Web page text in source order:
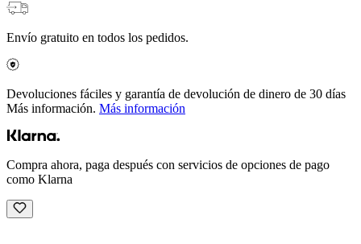
Envío gratuito en todos los pedidos.
Devoluciones fáciles y garantía de devolución de dinero de 30 días
Más información. Más información
Compra ahora, paga después con servicios de opciones de pago
como Klarna